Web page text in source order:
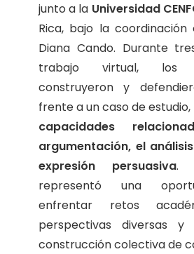
junto a la Universidad
Rica, bajo la
Diana Cando. Durante
trabajo virtual, los
construyeron y
frente a un caso de estudio,
capacidades
argumentación, el
expresión persuasiva.
representó una
enfrentar retos
perspectivas diversas y
construcción colectiva de